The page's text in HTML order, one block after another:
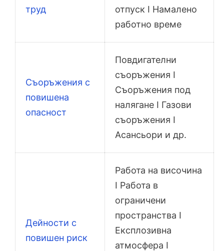
труд
отпуск I Намалено
работно време
Съоръжения с
повишена
опасност
Повдигателни
съоръжения I
Съоръжения под
налягане I Газови
съоръжения I
Асансьори и др.
Дейности с
повишен риск
Работа на височина
I Работа в
ограничени
пространства I
Експлозивна
атмосфера I